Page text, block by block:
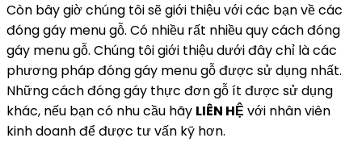
Còn bây giờ chúng tôi sẽ giới thiệu với các bạn về các
đóng gáy menu gỗ. Có nhiều rất nhiều quy cách đóng
gáy menu gỗ. Chúng tôi giới thiệu dưới đây chỉ là các
phương pháp đóng gáy menu gỗ được sử dụng nhất.
Những cách đóng gáy thực đơn gỗ ít được sử dụng
khác, nếu bạn có nhu cầu hãy LIÊN HỆ với nhân viên
kinh doanh để được tư vấn kỹ hơn.